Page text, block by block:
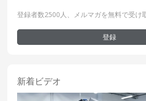
登録者数2500人、メルマガを無料で受け
登録
新着ビデオ